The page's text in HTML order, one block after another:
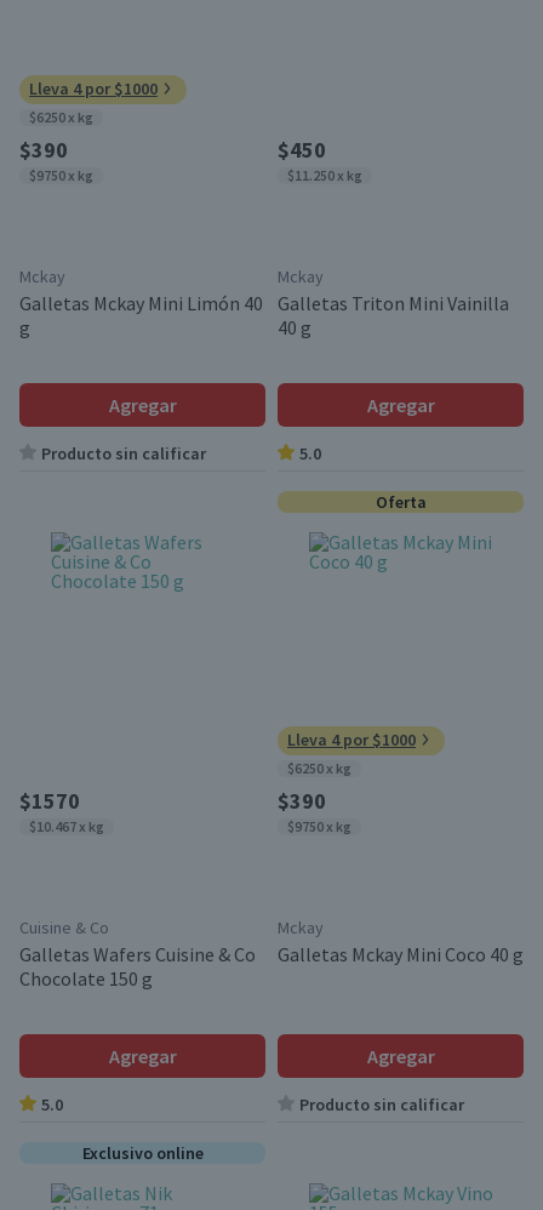
Lleva 4 por $1000
$6250 x kg
$390
$9750 x kg
Mckay
Galletas Mckay Mini Limón 40
g
Agregar
Producto sin calificar
$450
$11.250 x kg
Mckay
Galletas Triton Mini Vainilla
40 g
Agregar
5.0
$1570
$10.467 x kg
Cuisine & Co
Galletas Wafers Cuisine & Co
Chocolate 150 g
Agregar
5.0
Oferta
Lleva 4 por $1000
$6250 x kg
$390
$9750 x kg
Mckay
Galletas Mckay Mini Coco 40 g
Agregar
Producto sin calificar
Exclusivo online